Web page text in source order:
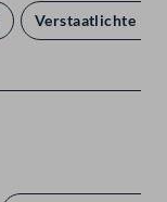
Verstaatlichte